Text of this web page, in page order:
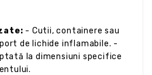
- Cutii, containere sau
de lichide inflamabile. -
la dimensiuni specifice